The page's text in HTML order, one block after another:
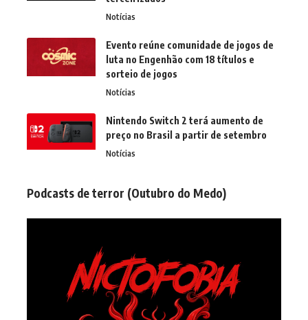
Notícias
Evento reúne comunidade de jogos de
luta no Engenhão com 18 títulos e
sorteio de jogos
Notícias
Nintendo Switch 2 terá aumento de
preço no Brasil a partir de setembro
Notícias
Podcasts de terror (Outubro do Medo)